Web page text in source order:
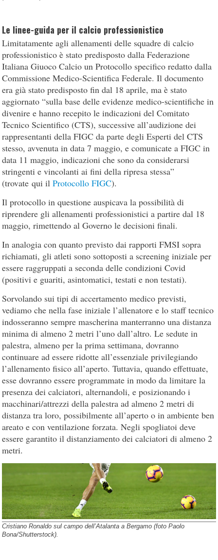
Le linee-guida per il calcio professionistico
Limitatamente agli allenamenti delle squadre di calcio
professionistico è stato predisposto dalla Federazione
Italiana Giuoco Calcio un Protocollo specifico redatto dalla
Commissione Medico-Scientifica Federale. Il documento
era già stato predisposto fin dal 18 aprile, ma è stato
aggiornato “sulla base delle evidenze medico-scientifiche in
divenire e hanno recepito le indicazioni del Comitato
Tecnico Scientifico (CTS), successive all’audizione dei
rappresentanti della FIGC da parte degli Esperti del CTS
stesso, avvenuta in data 7 maggio, e comunicate a FIGC in
data 11 maggio, indicazioni che sono da considerarsi
stringenti e vincolanti ai fini della ripresa stessa”
(trovate qui ilProtocollo FIGC).
Il protocollo in questione auspicava la possibilità di
riprendere gli allenamenti professionistici a partire dal 18
maggio, rimettendo al Governo le decisioni finali.
In analogia con quanto previsto dai rapporti FMSI sopra
richiamati, gli atleti sono sottoposti a screening iniziale per
essere raggruppati a seconda delle condizioni Covid
(positivi e guariti, asintomatici, testati e non testati).
Sorvolando sui tipi di accertamento medico previsti,
vediamo che nella fase iniziale l’allenatore e lo staff tecnico
indosseranno sempre mascherina manterranno una distanza
minima di almeno 2 metri l’uno dall’altro. Le sedute in
palestra, almeno per la prima settimana, dovranno
continuare ad essere ridotte all’essenziale privilegiando
l’allenamento fisico all’aperto. Tuttavia, quando effettuate,
esse dovranno essere programmate in modo da limitare la
presenza dei calciatori, alternandoli, e posizionando i
macchinari/attrezzi della palestra ad almeno 2 metri di
distanza tra loro, possibilmente all’aperto o in ambiente ben
areato e con ventilazione forzata. Negli spogliatoi deve
essere garantito il distanziamento dei calciatori di almeno 2
metri.
Cristiano Ronaldo sul campo dell’Atalanta a Bergamo (foto Paolo
Bona/Shutterstock).